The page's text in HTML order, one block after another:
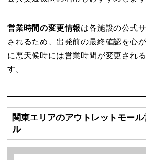
営業時間の変更情報は各施設の公式
されるため、出発前の最終確認を心
に悪天候時には営業時間が変更され
す。
関東エリアのアウトレットモー
ル